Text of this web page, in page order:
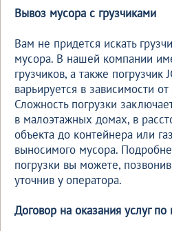
Вывоз мусора с грузчиками
Вам не придется искать
мусора. В нашей компании
грузчиков, а также погрузчик
варьируется в зависимости
Сложность погрузки
в малоэтажных домах, в
объекта до контейнера или
выносимого мусора.
погрузки вы можете,
уточнив у оператора.
Договор на оказания услуг